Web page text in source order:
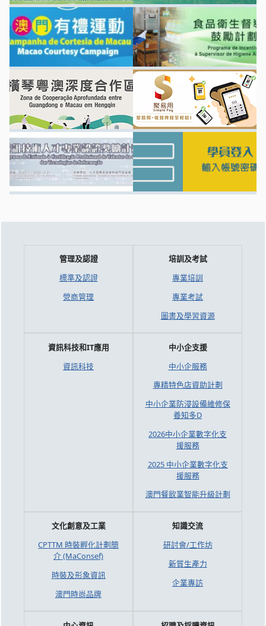
管理及認證
標準及認證
營商管理
培訓及考試
專業培訓
專業考試
圖書及學習資源
資訊科技和IT應用
資訊科技
中小企支援
中小企服務
專精特色店資助計劃
中小企業防浸設備維修保
養知多D
2026中小企業數字化支
援服務
2025 中小企業數字化支
援服務
澳門餐飲業智能升級計劃
文化創意及工業
CPTTM 時裝孵化計劃簡
介 (MaConsef)
時裝及形象資訊
澳門時尚品牌
知識交流
研討會/工作坊
新質生產力
企業專訪